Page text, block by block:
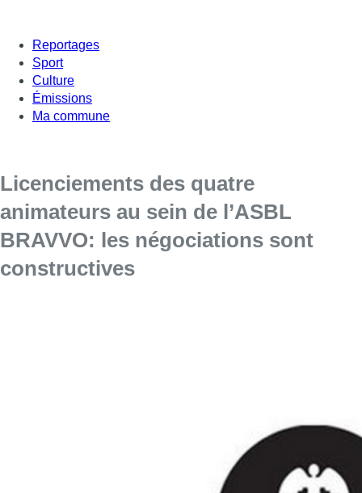
Reportages
Sport
Culture
Émissions
Ma commune
Licenciements des quatre
animateurs au sein de l’ASBL
BRAVVO: les négociations sont
constructives